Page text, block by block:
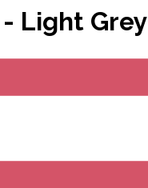
Light Grey